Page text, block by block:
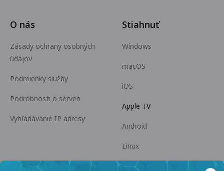
O nás
Zásady ochrany osobných
údajov
Podmienky služby
Podrobnosti o serveri
Vyhľadávanie IP adresy
Stiahnuť
Windows
macOS
iOS
Apple TV
Android
Linux
Android TV